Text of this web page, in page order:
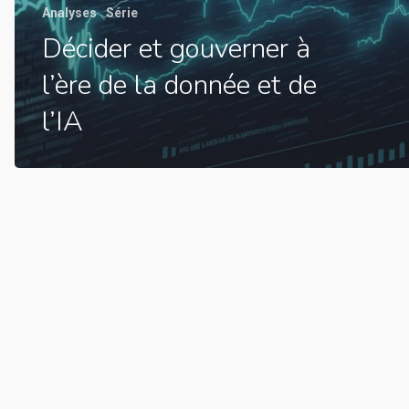
Analyses Série
Décider et gouverner à
l’ère de la donnée et de
l’IA